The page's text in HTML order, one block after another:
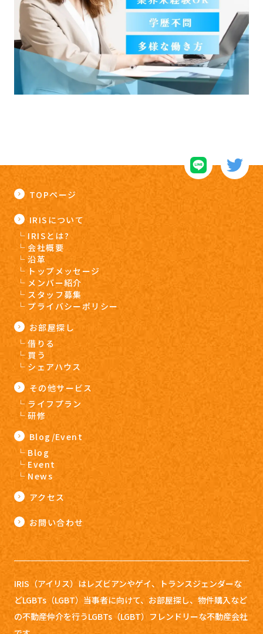
TOPページ
IRISについて
IRISとは?
会社概要
沿革
トップメッセージ
メンバー紹介
スタッフ募集
プライバシーポリシー
お部屋探し
借りる
買う
シェアハウス
その他サービス
ライフプラン
研修
Blog/Event
Blog
Event
News
アクセス
お問い合わせ
IRIS（アイリス）はレズビアンやゲイ、トランスジェンダーな
どLGBTs（LGBT）当事者に向けて、お部屋探し、 物件購入など
の不動産仲介を行うLGBTs（LGBT）フレンドリーな不動産会社